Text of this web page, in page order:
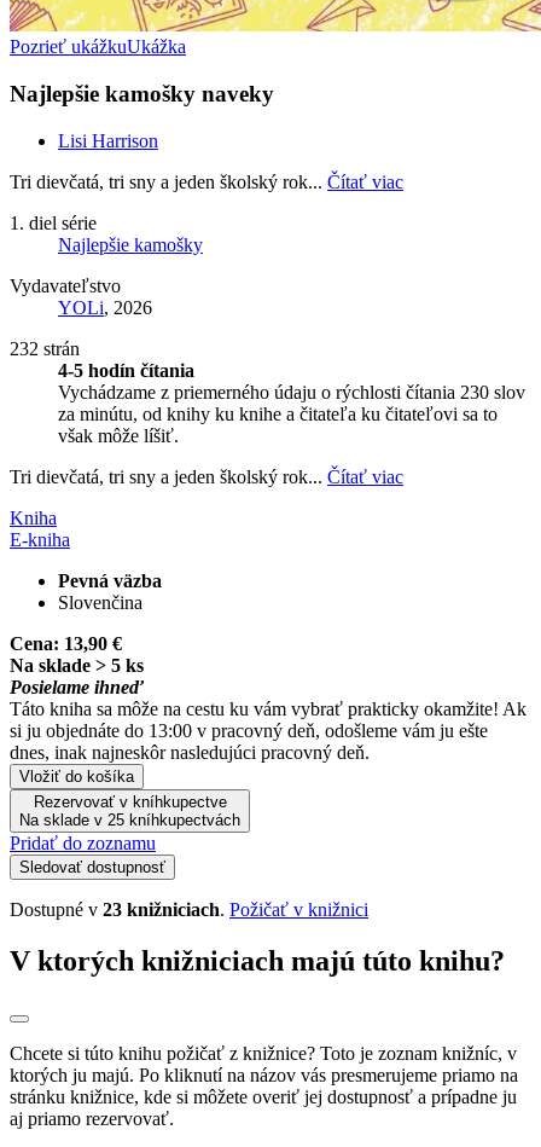
Pozrieť ukážkuUkážka
Najlepšie kamošky naveky
Lisi Harrison
Tri dievčatá, tri sny a jeden školský rok... Čítať viac
1. diel série
Najlepšie kamošky
Vydavateľstvo
YOLi, 2026
232 strán
4-5 hodín čítania
Vychádzame z priemerného údaju o rýchlosti čítania 230 slov
za minútu, od knihy ku knihe a čitateľa ku čitateľovi sa to
však môže líšiť.
Tri dievčatá, tri sny a jeden školský rok... Čítať viac
Kniha
E-kniha
Pevná väzba
Slovenčina
Cena: 13,90 €
Na sklade > 5 ks
Posielame ihneď
Táto kniha sa môže na cestu ku vám vybrať prakticky okamžite! Ak
si ju objednáte do 13:00 v pracovný deň, odošleme vám ju ešte
dnes, inak najneskôr nasledujúci pracovný deň.
Vložiť do košíka
Rezervovať v kníhkupectve
Na sklade v 25 kníhkupectvách
Pridať do zoznamu
Sledovať dostupnosť
Dostupné v 23 knižniciach. Požičať v knižnici
V ktorých knižniciach majú túto knihu?
Chcete si túto knihu požičať z knižnice? Toto je zoznam knižníc, v
ktorých ju majú. Po kliknutí na názov vás presmerujeme priamo na
stránku knižnice, kde si môžete overiť jej dostupnosť a prípadne ju
aj priamo rezervovať.